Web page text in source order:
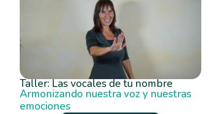
Taller: Las vocales de tu nombre
Armonizando nuestra voz y nuestras
emociones